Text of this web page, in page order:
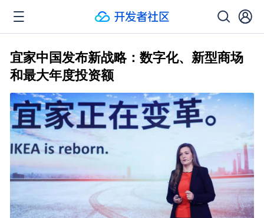
宜家中国发布新战略：数字化、新型商场
和最大年度投资额